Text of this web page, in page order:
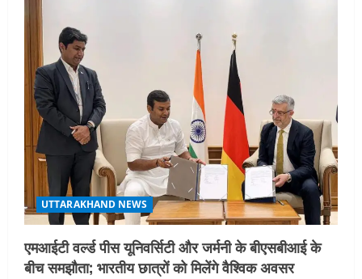
UTTARAKHAND NEWS
एमआईटी वर्ल्ड पीस यूनिवर्सिटी और जर्मनी के बीएसबीआई के
बीच समझौता; भारतीय छात्रों को मिलेंगे वैश्विक अवसर